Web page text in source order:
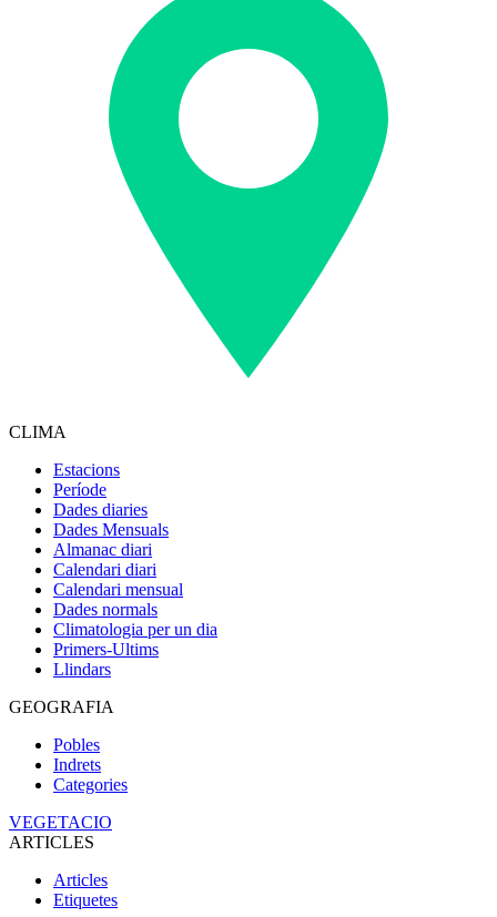
CLIMA
Estacions
Període
Dades diaries
Dades Mensuals
Almanac diari
Calendari diari
Calendari mensual
Dades normals
Climatologia per un dia
Primers-Ultims
Llindars
GEOGRAFIA
Pobles
Indrets
Categories
VEGETACIO
ARTICLES
Articles
Etiquetes